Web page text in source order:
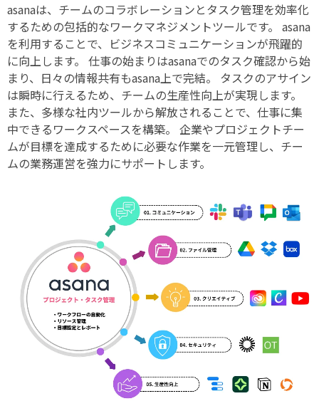
asanaは、チームのコラボレーションとタスク管理を効率化
するための包括的なワークマネジメントツールです。 asana
を利用することで、ビジネスコミュニケーションが飛躍的
に向上します。 仕事の始まりはasanaでのタスク確認から始
まり、日々の情報共有もasana上で完結。
タスクのアサイン
は瞬時に行えるため、チームの生産性向上が実現します。
また、多様な社内ツールから解放されることで、仕事に集
中できるワークスペースを構築。 企業やプロジェクトチー
ムが目標を達成するために必要な作業を一元管理し、チー
ムの業務運営を強力にサポートします。